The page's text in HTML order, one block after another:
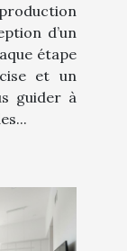
d’un
étape
et un
guider à